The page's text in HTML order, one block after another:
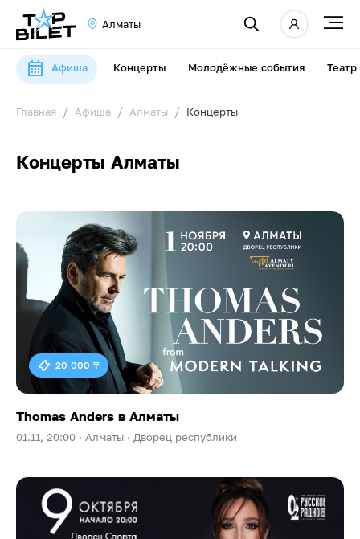
Алматы
Афиша Концерты Молодёжные события Театр
Главная Афиша Алматы Концерты
Концерты Алматы
20 000 ₸
Thomas Anders в Алматы
01.11, 20:00 · Алматы · Дворец республики